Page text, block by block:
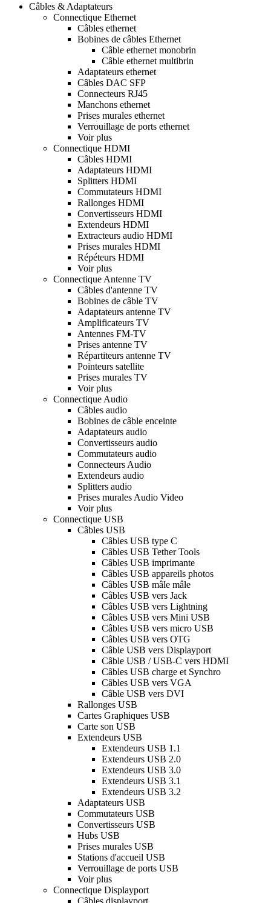
Câbles & Adaptateurs
Connectique Ethernet
Câbles ethernet
Bobines de câbles Ethernet
Câble ethernet monobrin
Câble ethernet multibrin
Adaptateurs ethernet
Câbles DAC SFP
Connecteurs RJ45
Manchons ethernet
Prises murales ethernet
Verrouillage de ports ethernet
Voir plus
Connectique HDMI
Câbles HDMI
Adaptateurs HDMI
Splitters HDMI
Commutateurs HDMI
Rallonges HDMI
Convertisseurs HDMI
Extendeurs HDMI
Extracteurs audio HDMI
Prises murales HDMI
Répéteurs HDMI
Voir plus
Connectique Antenne TV
Câbles d'antenne TV
Bobines de câble TV
Adaptateurs antenne TV
Amplificateurs TV
Antennes FM-TV
Prises antenne TV
Répartiteurs antenne TV
Pointeurs satellite
Prises murales TV
Voir plus
Connectique Audio
Câbles audio
Bobines de câble enceinte
Adaptateurs audio
Convertisseurs audio
Commutateurs audio
Connecteurs Audio
Extendeurs audio
Splitters audio
Prises murales Audio Video
Voir plus
Connectique USB
Câbles USB
Câbles USB type C
Câbles USB Tether Tools
Câbles USB imprimante
Câbles USB appareils photos
Câbles USB mâle mâle
Câbles USB vers Jack
Câbles USB vers Lightning
Câbles USB vers Mini USB
Câbles USB vers micro USB
Câbles USB vers OTG
Câble USB vers Displayport
Câble USB / USB-C vers HDMI
Câbles USB charge et Synchro
Câbles USB vers VGA
Câble USB vers DVI
Rallonges USB
Cartes Graphiques USB
Carte son USB
Extendeurs USB
Extendeurs USB 1.1
Extendeurs USB 2.0
Extendeurs USB 3.0
Extendeurs USB 3.1
Extendeurs USB 3.2
Adaptateurs USB
Commutateurs USB
Convertisseurs USB
Hubs USB
Prises murales USB
Stations d'accueil USB
Verrouillage de ports USB
Voir plus
Connectique Displayport
Câbles displayport